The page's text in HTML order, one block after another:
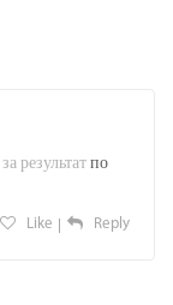
результатпо
Like Reply